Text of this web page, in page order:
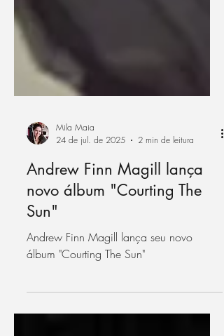
Mila Maia
24 de jul. de 2025
2 min de leitura
Andrew Finn Magill lança
novo álbum "Courting The
Sun"
álbum "Courting The Sun"